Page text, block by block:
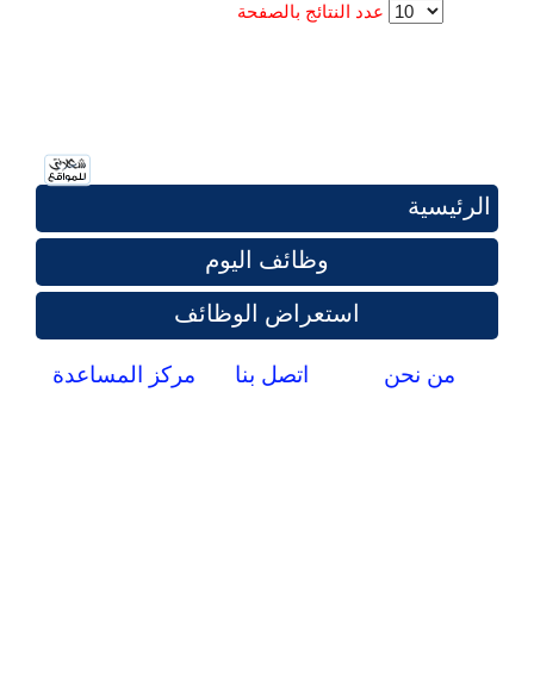
عدد النتائج بالصفحة
الرئيسية
وظائف اليوم
استعراض الوظائف
من نحن اتصل بنا مركز المساعدة